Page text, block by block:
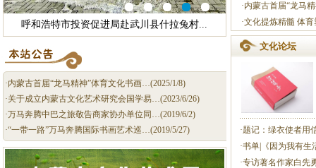
呼和浩特市投资促进局赴武川县什拉兔村...
·内蒙古首届“龙马精神”体育文化书画…(2025/1/8)
·关于成立内蒙古文化艺术研究会国学易…(2023/6/26)
·万马奔腾中巴之旅敬告商家协办单位同…(2019/6/2)
·“一带一路”万马奔腾国际书画艺术巡…(2019/5/27)
·内蒙古首届“龙马
·文化提炼精髓 体
文化论坛
·题记：绿衣使者
·书单|《因为我有
·专访著名作家白先